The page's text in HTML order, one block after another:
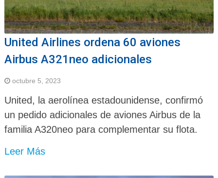
United Airlines ordena 60 aviones
Airbus A321neo adicionales
octubre 5, 2023
United, la aerolínea estadounidense, confirmó
un pedido adicionales de aviones Airbus de la
familia A320neo para complementar su flota.
Leer Más